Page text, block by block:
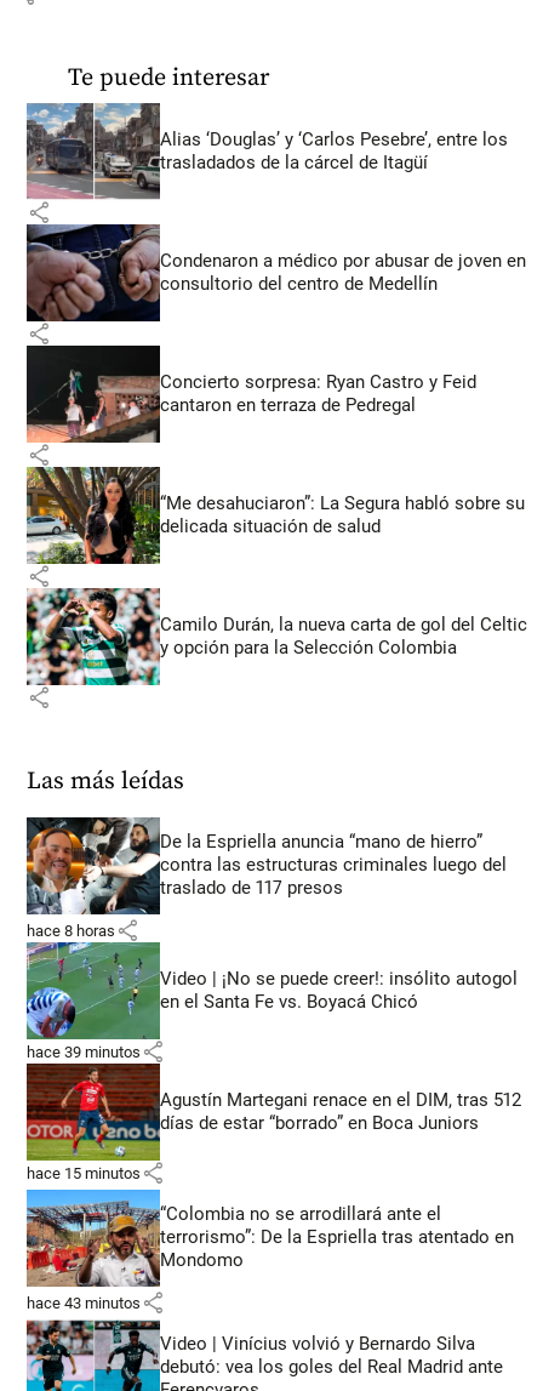
Te puede interesar
Alias ‘Douglas’ y ‘Carlos Pesebre’, entre los
trasladados de la cárcel de Itagüí
share
Condenaron a médico por abusar de joven en
consultorio del centro de Medellín
share
Concierto sorpresa: Ryan Castro y Feid
cantaron en terraza de Pedregal
share
“Me desahuciaron”: La Segura habló sobre su
delicada situación de salud
share
Camilo Durán, la nueva carta de gol del Celtic
y opción para la Selección Colombia
share
Las más leídas
De la Espriella anuncia “mano de hierro”
contra las estructuras criminales luego del
traslado de 117 presos
hace 8 horas share
Video | ¡No se puede creer!: insólito autogol
en el Santa Fe vs. Boyacá Chicó
hace 39 minutos share
Agustín Martegani renace en el DIM, tras 512
días de estar “borrado” en Boca Juniors
hace 15 minutos share
“Colombia no se arrodillará ante el
terrorismo”: De la Espriella tras atentado en
Mondomo
hace 43 minutos share
Video | Vinícius volvió y Bernardo Silva
debutó: vea los goles del Real Madrid ante